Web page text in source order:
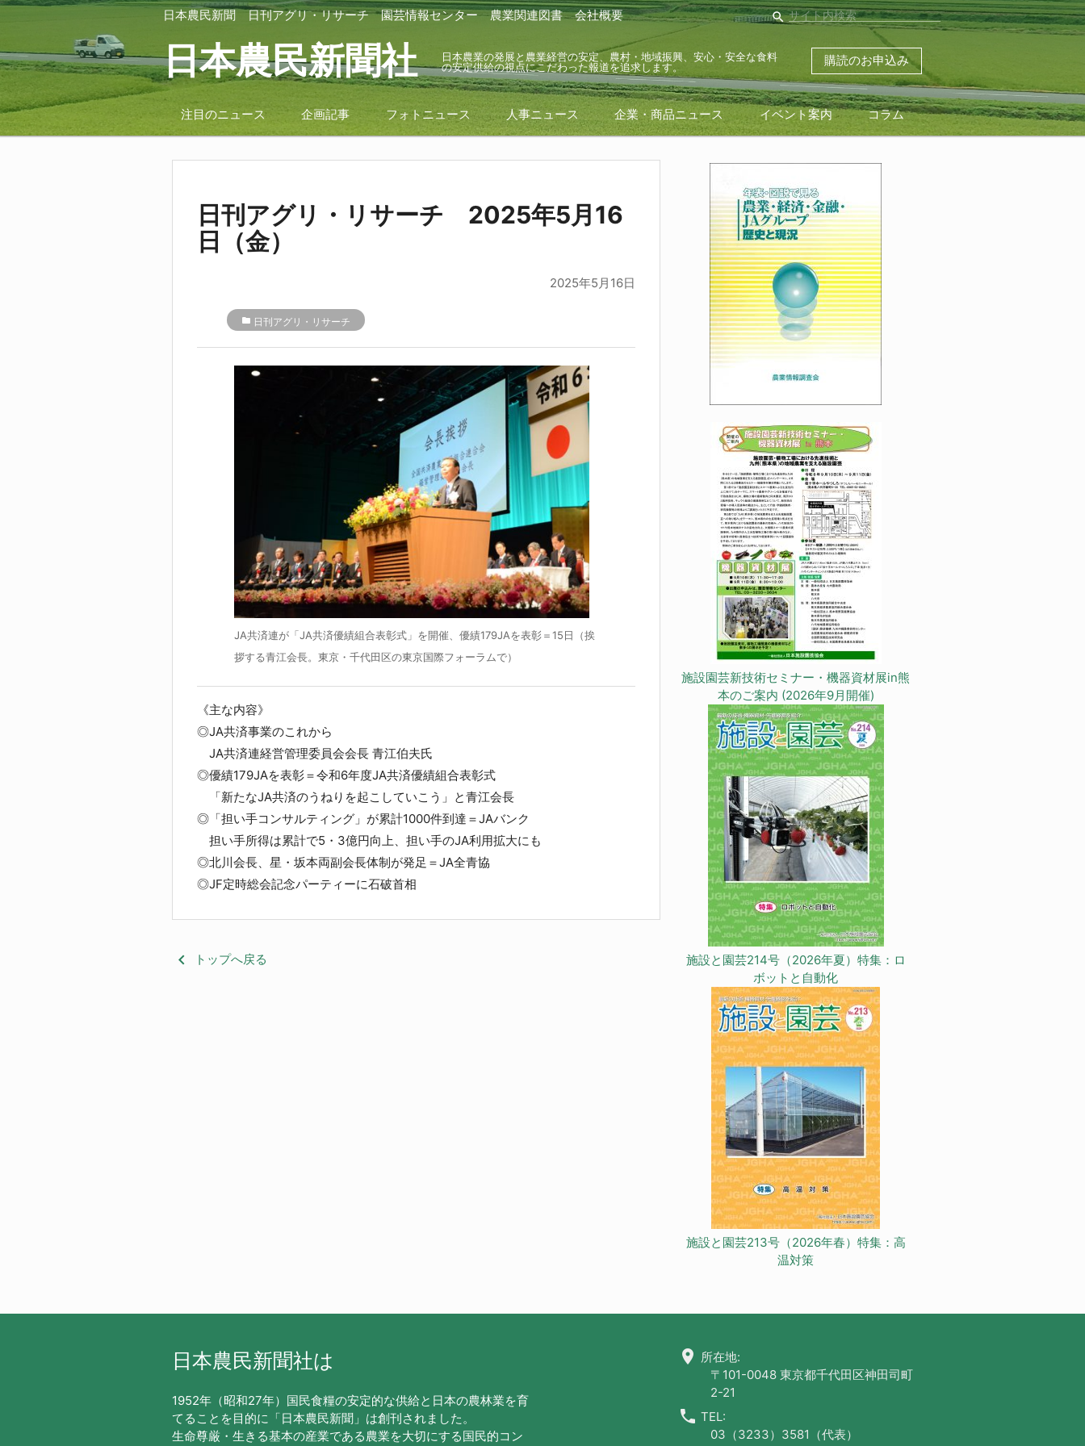
日本農民新聞 日刊アグリ・リサーチ 園芸情報センター 農業関連図書 会社概要 search
日本農民新聞社
日本農業の発展と農業経営の安定、農村・地域振興、安心・安全な食料
の安定供給の視点にこだわった報道を追求します。
購読のお申込み
注目のニュース 企画記事 フォトニュース 人事ニュース 企業・商品ニュース イベント案内 コラム
日刊アグリ・リサーチ 2025年5月16
日（金）
2025年5月16日
folder 日刊アグリ・リサーチ
JA共済連が「JA共済優績組合表彰式」を開催、優績179JAを表彰＝15日（挨
拶する青江会長。東京・千代田区の東京国際フォーラムで）
《主な内容》
◎JA共済事業のこれから
JA共済連経営管理委員会会長 青江伯夫氏
◎優績179JAを表彰＝令和6年度JA共済優績組合表彰式
「新たなJA共済のうねりを起こしていこう」と青江会長
◎「担い手コンサルティング」が累計1000件到達＝JAバンク
担い手所得は累計で5・3億円向上、担い手のJA利用拡大にも
◎北川会長、星・坂本両副会長体制が発足＝JA全青協
◎JF定時総会記念パーティーに石破首相
keyboard_arrow_left トップへ戻る
施設園芸新技術セミナー・機器資材展in熊
本のご案内 (2026年9月開催)
施設と園芸214号（2026年夏）特集：ロ
ボットと自動化
施設と園芸213号（2026年春）特集：高
温対策
日本農民新聞社は
1952年（昭和27年）国民食糧の安定的な供給と日本の農林業を育
てることを目的に「日本農民新聞」は創刊されました。
生命尊厳・生きる基本の産業である農業を大切にする国民的コン
location_on 所在地:
〒101-0048 東京都千代田区神田司町
2-21
call TEL:
03（3233）3581（代表）